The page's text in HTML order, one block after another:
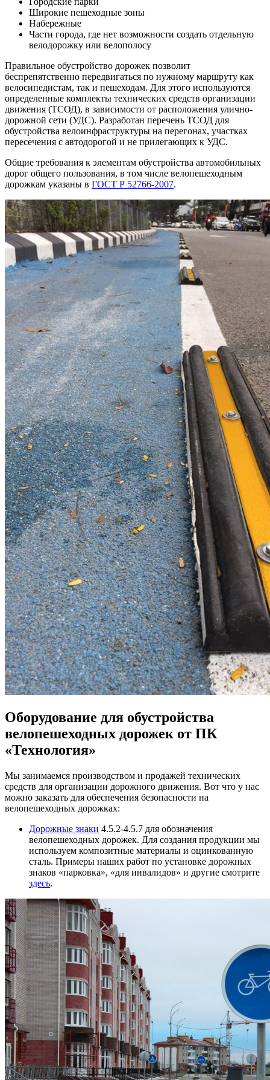
Широкие пешеходные зоны
Набережные
Части города, где нет возможности создать отдельную
велодорожку или велополосу
Правильное обустройство дорожек позволит
беспрепятственно передвигаться по нужному маршруту как
велосипедистам, так и пешеходам. Для этого используются
определенные комплекты технических средств организации
движения (ТСОД), в зависимости от расположения улично-
дорожной сети (УДС). Разработан перечень ТСОД для
обустройства велоинфраструктуры на перегонах, участках
пересечения с автодорогой и не прилегающих к УДС.
Общие требования к элементам обустройства автомобильных
дорог общего пользования, в том числе велопешеходным
дорожкам указаны в ГОСТ Р 52766-2007.
Оборудование для обустройства
велопешеходных дорожек от ПК
«Технология»
Мы занимаемся производством и продажей технических
средств для организации дорожного движения. Вот что у нас
можно заказать для обеспечения безопасности на
велопешеходных дорожках:
Дорожные знаки 4.5.2-4.5.7 для обозначения
велопешеходных дорожек. Для создания продукции мы
используем композитные материалы и оцинкованную
сталь. Примеры наших работ по установке дорожных
знаков «парковка», «для инвалидов» и другие смотрите
здесь.